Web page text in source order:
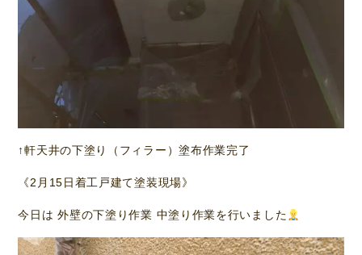
↑軒天井の下塗り（フィラー）塗布作業完了
《2月15日着工戸建て塗装現場》
今日は 外壁の下塗り作業 中塗り作業を行いました